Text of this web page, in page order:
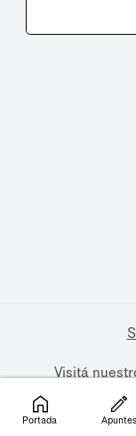
Visitá
Portada Apuntes